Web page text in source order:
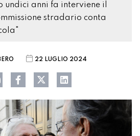
undici anni fa interviene il
stradario conta
22 LUGLIO 2024